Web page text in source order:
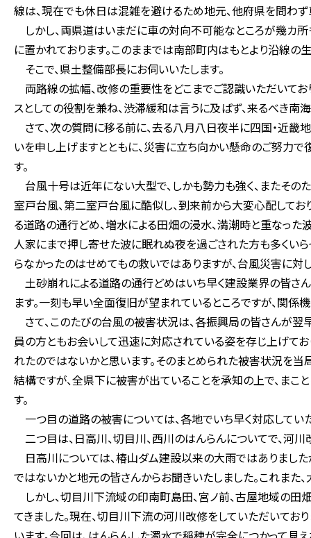
線は、現在でも休日は混雑を避けるため地元、他府県を問わ
しかし、両県道はいまだに車の対向不可能なところが幾カ
に置かれております。このままでは南部町内はもとより沿線
そこで、県土整備部長にお伺いいたします。
両路線の拡幅、改修の重要性をどこまでご認識いただいて
スとしての役割を兼ね、渋滞緩和は言うに及ばず、来るべき南
さて、次の質問に移る前に、去る八月八日夜半に四国・近
いを申し上げますとともに、災害に立ち向かい懸命のご努力
す。
台風十号は近年にない大型で、しかも勢力も強く、またそ
室戸台風、第二室戸台風に酷似し、到来前から大変心配してお
る道路の通行どめ、増水による田畑の浸水、満潮時と重なっ
人家にまで押し寄せた波に眠れぬ夜を過ごされた方も多くい
らなかったのはせめてもの救いではありますが、台風災害に対
土砂崩れによる道路の通行どめはいち早く建設業界の皆さ
ます。一刻も早い全面復旧が望まれているところですが、関係
さて、このたびの台風の被害状況は、各振興局の皆さんが
員の方ともお会いして迅速に対応されている姿を存じ上げて
れたのではないかと思います。そのまとめられた被害状況を
結構ですが、全県下に被害が出ていることを承知の上で、まこ
す。
一つ目の道路の被害については、各地でいち早く対応してい
二つ目は、日高川、切目川、西川のはんらんについてで、河
日高川については、椿山ダム建設以来の大雨ではありまし
ではないかと地元の皆さんからお聞きいたしました。これまた、
しかし、切目川下流域の印南町島田、宮ノ前、古屋地域の
てきました。現在、切目川下流の河川改修をしていただいてお